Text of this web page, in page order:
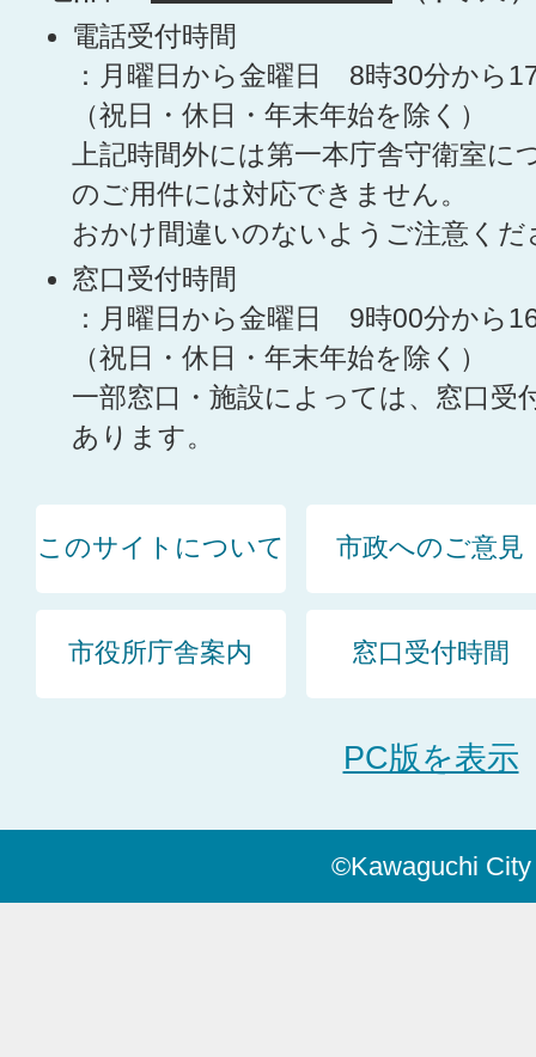
電話受付時間
：月曜日から金曜日 8時30分から
（祝日・休日・年末年始を除く）
上記時間外には第一本庁舎守衛室に
のご用件には対応できません。
おかけ間違いのないようご注意くだ
窓口受付時間
：月曜日から金曜日 9時00分から
（祝日・休日・年末年始を除く）
一部窓口・施設によっては、窓口受
あります。
このサイトについて 市政へのご意見
市役所庁舎案内 窓口受付時間
PC版を表示
©Kawaguchi City